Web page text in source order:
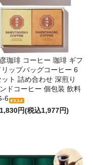
珈琲 コーヒー 珈琲 ギフ
リップバッグコーヒー 6
ト 詰め合わせ 深煎り
ドコーヒー 個包装 飲料
6
円(税込1,977円)